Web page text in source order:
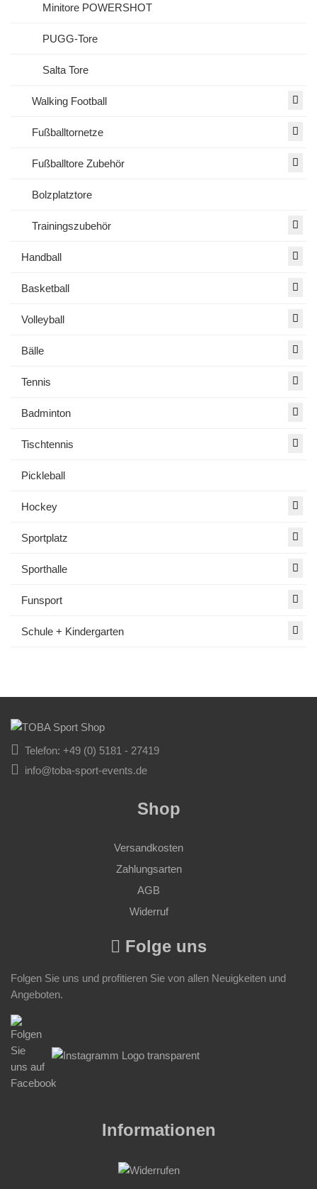
Minitore POWERSHOT
PUGG-Tore
Salta Tore
Walking Football
Fußballtornetze
Fußballtore Zubehör
Bolzplatztore
Trainingszubehör
Handball
Basketball
Volleyball
Bälle
Tennis
Badminton
Tischtennis
Pickleball
Hockey
Sportplatz
Sporthalle
Funsport
Schule + Kindergarten
Telefon: +49 (0) 5181 - 27419
info@toba-sport-events.de
Shop
Versandkosten
Zahlungsarten
AGB
Widerruf
Folge uns
Folgen Sie uns und profitieren Sie von allen Neuigkeiten und
Angeboten.
Informationen